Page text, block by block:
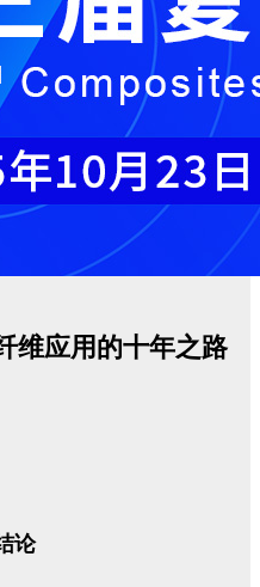
维应用的十年之路
论